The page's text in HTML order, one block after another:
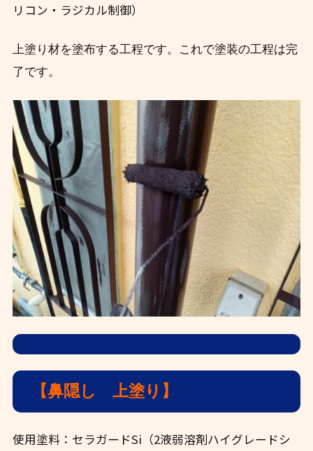
リコン・ラジカル制御）
上塗り材を塗布する工程です。これで塗装の工程は完
了です。
【鼻隠し 上塗り】
使用塗料：セラガードSi（2液弱溶剤ハイグレードシ